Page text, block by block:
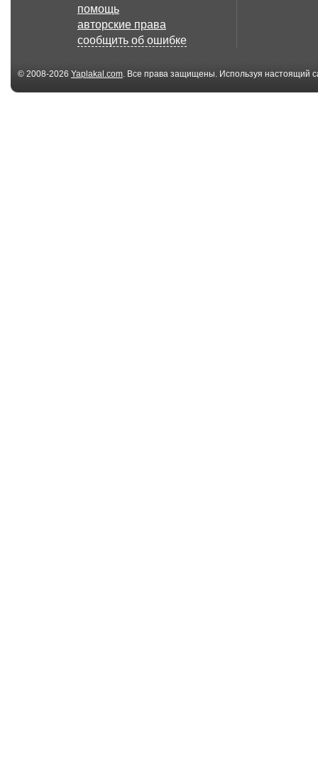
помощь
авторские права
сообщить об ошибке
© 2008-2026 Yaplakal.com. Все права защищены. Используя настоящий